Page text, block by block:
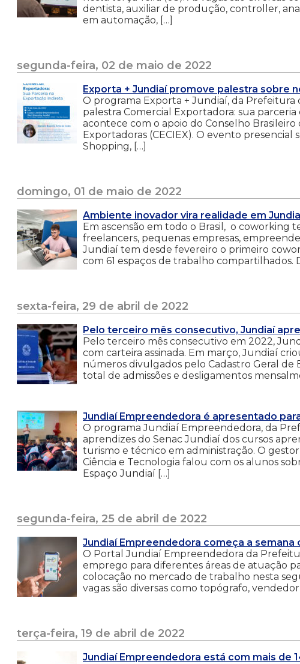
dentista, auxiliar de produção, controller,
em automação, […]
segunda-feira, 02 de maio de 2022
Exporta + Jundiaí promove palestra sobre
O programa Exporta + Jundiaí, da Prefeitura
palestra Comercial Exportadora: sua
acontece com o apoio do Conselho
Exportadoras (CECIEX). O evento presencial
Shopping, […]
domingo, 01 de maio de 2022
Ambiente inovador vira realidade em
Em ascensão em todo o Brasil, o coworking
freelancers, pequenas empresas,
Jundiaí tem desde fevereiro o primeiro
com 61 espaços de trabalho compartilhados.
sexta-feira, 29 de abril de 2022
Pelo terceiro mês consecutivo, Jundiaí
Pelo terceiro mês consecutivo em 2022,
com carteira assinada. Em março, Jundiaí
números divulgados pelo Cadastro Geral
total de admissões e desligamentos
Jundiaí Empreendedora é apresentado
O programa Jundiaí Empreendedora, da
aprendizes do Senac Jundiaí dos cursos
turismo e técnico em administração. O
Ciência e Tecnologia falou com os alunos
Espaço Jundiaí […]
segunda-feira, 25 de abril de 2022
Jundiaí Empreendedora começa a
O Portal Jundiaí Empreendedora da
emprego para diferentes áreas de atuação
colocação no mercado de trabalho nesta
vagas são diversas como topógrafo,
terça-feira, 19 de abril de 2022
Jundiaí Empreendedora está com mais de